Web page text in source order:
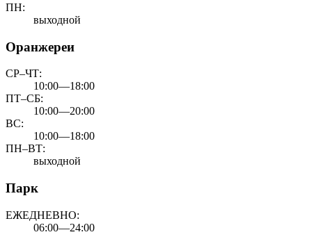
ПН:
выходной
Оранжереи
СР–ЧТ:
10:00—18:00
ПТ–СБ:
10:00—20:00
ВС:
10:00—18:00
ПН–ВТ:
выходной
Парк
ЕЖЕДНЕВНО:
06:00—24:00